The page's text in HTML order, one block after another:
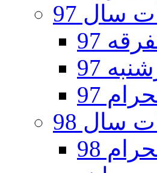
سال 97
97
97
97
سال 98
98